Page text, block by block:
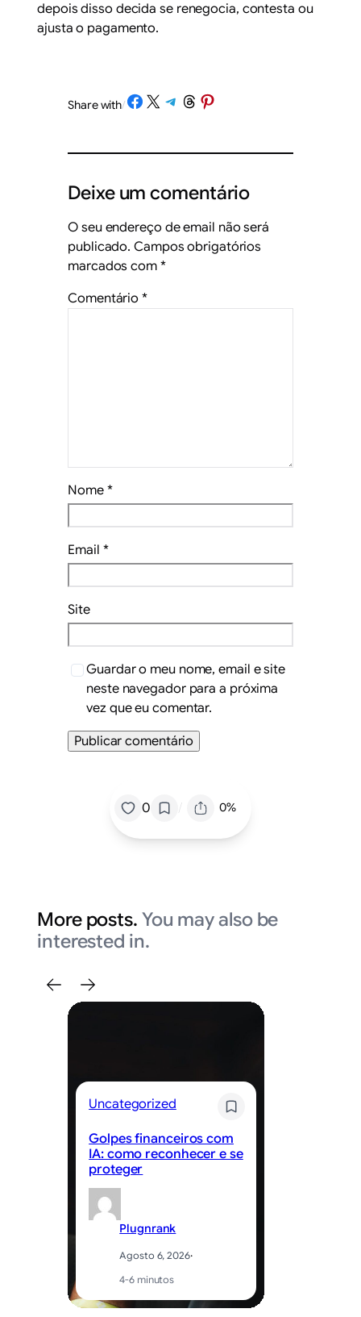
depois disso decida se renegocia, contesta ou
ajusta o pagamento.
Share with/Share on Facebook
Share on X Share on Telegram
Share on Threads
Share on Pinterest
Deixe um comentário
O seu endereço de email não será
publicado. Campos obrigatórios
marcados com *
Comentário*
Nome *
Email *
Site
Guardar o meu nome, email e site
neste navegador para a próxima
vez que eu comentar.
0 / 0%
More posts. You may also be
interested in.
Uncategorized
Golpes financeiros com
IA: como reconhecer e se
proteger
Plugnrank
Agosto 6, 2026·
4-6 minutos